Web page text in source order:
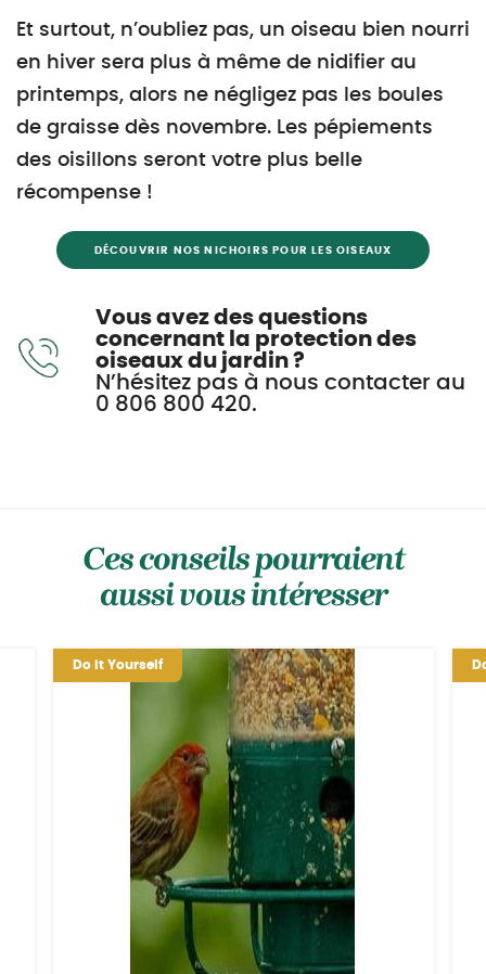
Et surtout, n’oubliez pas, un oiseau bien nourri
en hiver sera plus à même de nidifier au
printemps, alors ne négligez pas les boules
de graisse dès novembre. Les pépiements
des oisillons seront votre plus belle
récompense !
DÉCOUVRIR NOS NICHOIRS POUR LES OISEAUX
Vous avez des questions
concernant la protection des
oiseaux du jardin ?
N’hésitez pas à nous contacter au
0 806 800 420.
Ces conseils pourraient
aussi vous intéresser
Do it Yourself